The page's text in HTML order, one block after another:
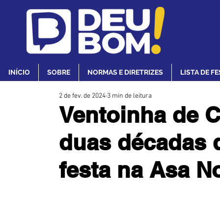
INÍCIO SOBRE NORMAS E DIRETRIZES LISTA DE
Ventoinha de
duas décadas
festa na Asa
2 de fev. de 2024 3 min de leitura